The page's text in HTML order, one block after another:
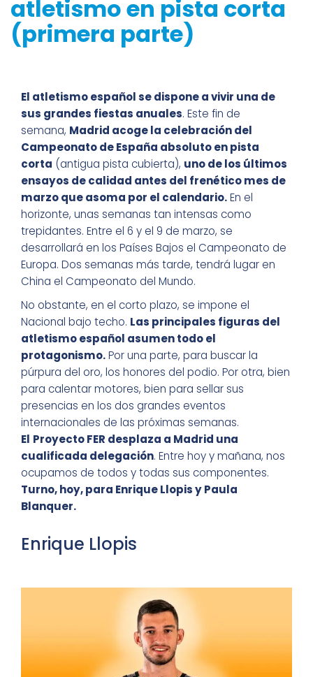
atletismo en pista corta
(primera parte)
El atletismo español se dispone a vivir una de
sus grandes fiestas anuales. Este fin de
semana, Madrid acoge la celebración del
Campeonato de España absoluto en pista
corta (antigua pista cubierta), uno de los últimos
ensayos de calidad antes del frenético mes de
marzo que asoma por el calendario.En el
horizonte, unas semanas tan intensas como
trepidantes. Entre el 6 y el 9 de marzo, se
desarrollará en los Países Bajos el Campeonato de
Europa. Dos semanas más tarde, tendrá lugar en
China el Campeonato del Mundo.
No obstante, en el corto plazo, se impone el
Nacional bajo techo. Las principales figuras del
atletismo español asumen todo el
protagonismo.Por una parte, para buscar la
púrpura del oro, los honores del podio. Por otra, bien
para calentar motores, bien para sellar sus
presencias en los dos grandes eventos
internacionales de las próximas semanas.
El Proyecto FER desplaza a Madrid una
cualificada delegación. Entre hoy y mañana, nos
ocupamos de todos y todas sus componentes.
Turno, hoy, para Enrique Llopis y Paula
Blanquer.
Enrique Llopis